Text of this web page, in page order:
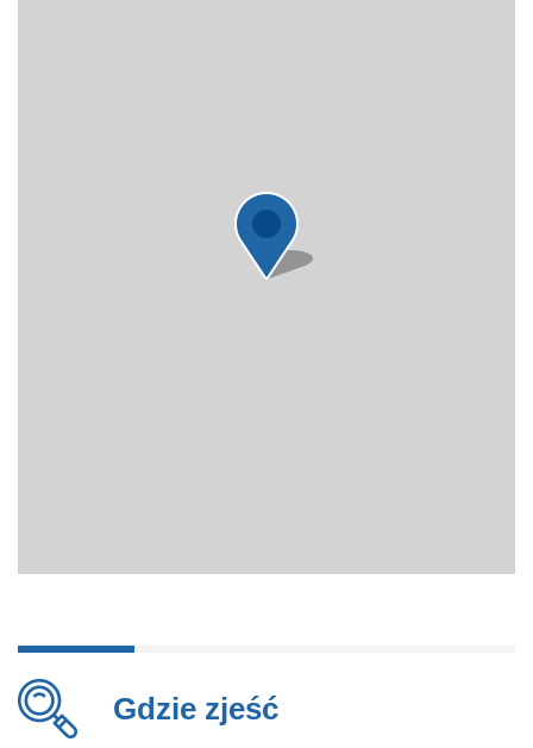
Gdzie zjeść